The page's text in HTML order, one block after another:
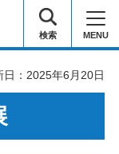
検索 MENU
日：2025年6月20日